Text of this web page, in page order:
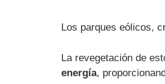
Los parques eólicos,
La revegetación de
energía,